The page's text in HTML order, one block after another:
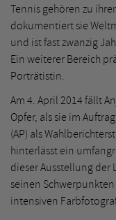
Tennis gehören zu
dokumentiert sie
und ist fast zwanzig
Ein weiterer Bereich
Porträtistin.
Am 4. April 2014 fällt
Opfer, als sie im
(AP) als
hinterlässt ein
dieser Ausstellung der
seinen
intensiven